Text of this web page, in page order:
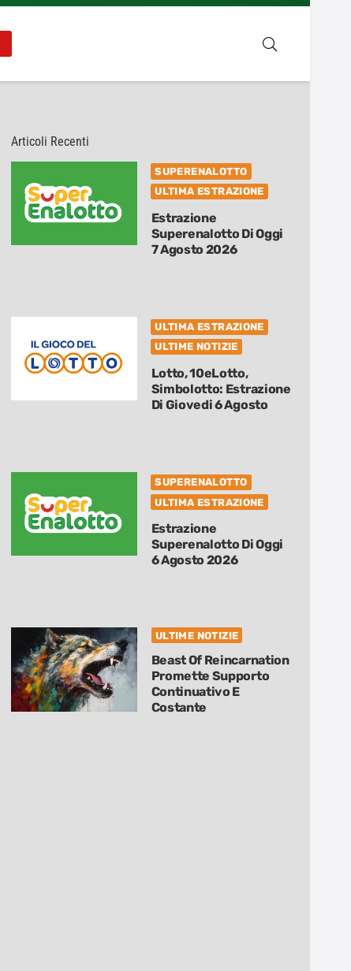
Articoli Recenti
SUPERENALOTTO
ULTIMA ESTRAZIONE
Estrazione
Superenalotto Di Oggi
7 Agosto 2026
ULTIMA ESTRAZIONE
ULTIME NOTIZIE
Lotto, 10eLotto,
Simbolotto: Estrazione
Di Giovedi 6 Agosto
SUPERENALOTTO
ULTIMA ESTRAZIONE
Estrazione
Superenalotto Di Oggi
6 Agosto 2026
ULTIME NOTIZIE
Beast Of Reincarnation
Promette Supporto
Continuativo E
Costante